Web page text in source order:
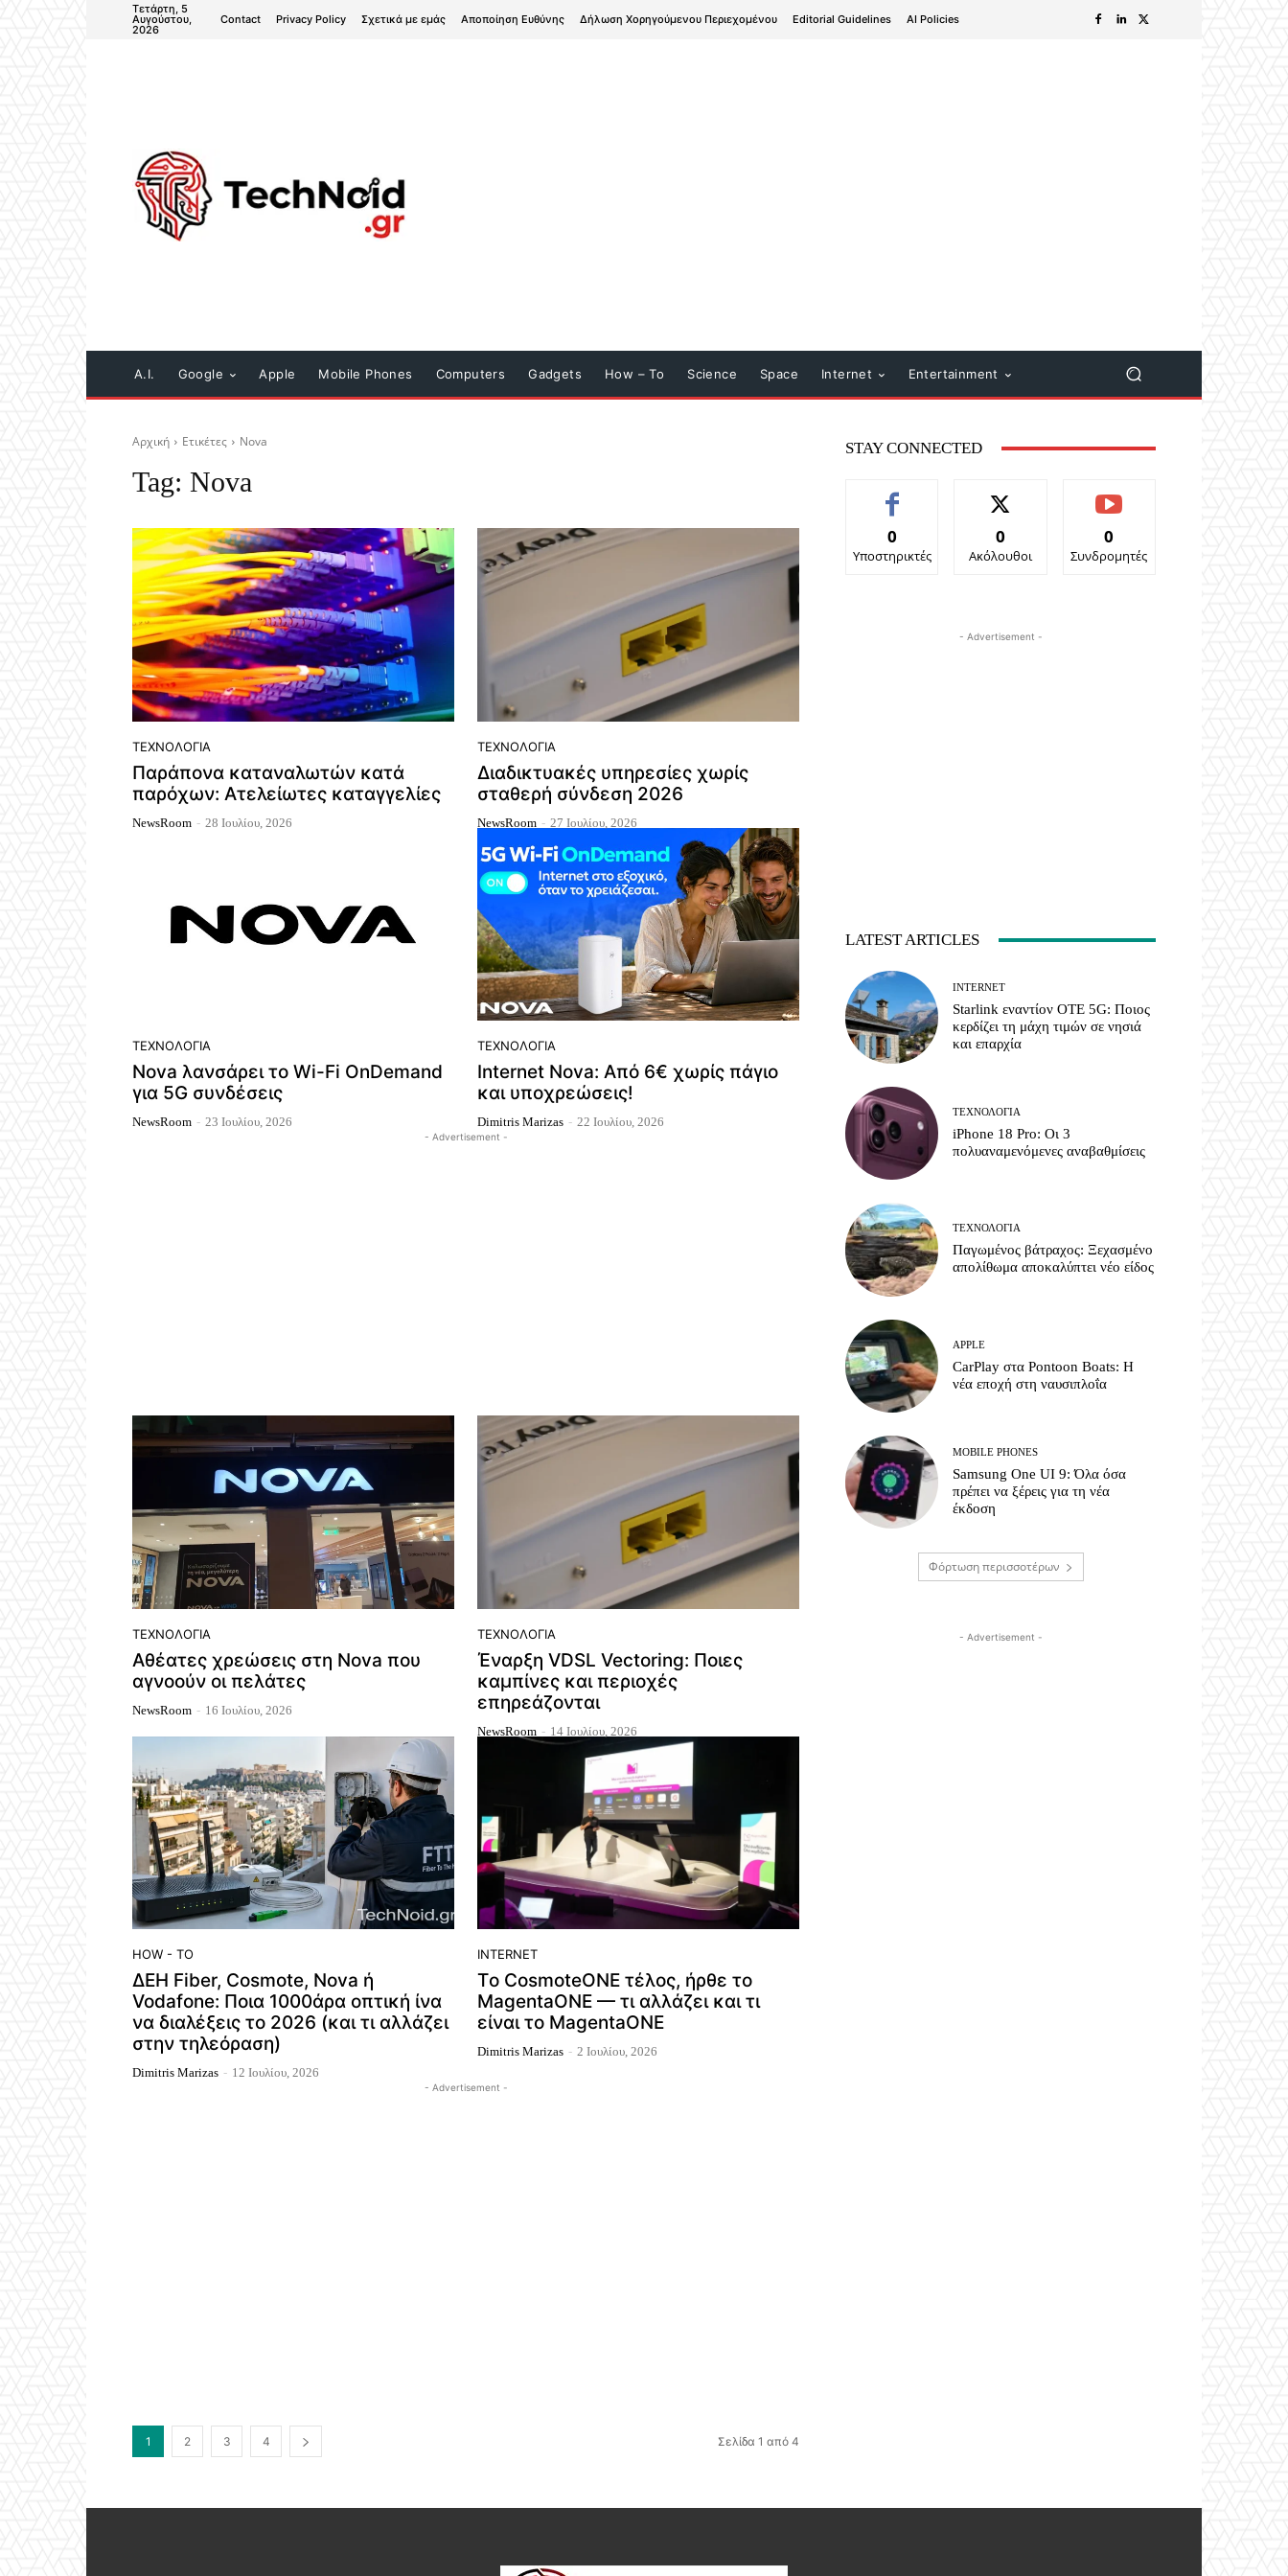
Τετάρτη, 5
Αυγούστου,
2026
Contact Privacy Policy Σχετικά με εμάς Αποποίηση Ευθύνης Δήλωση Χορηγούμενου Περιεχομένου Editorial Guidelines AI Policies
A.I. Google Apple Mobile Phones Computers Gadgets How – To Science Space Internet Entertainment
Αρχική Ετικέτες Nova
Tag: Nova
ΤΕΧΝΟΛΟΓΊΑ
Παράπονα καταναλωτών κατά
παρόχων: Ατελείωτες καταγγελίες
NewsRoom - 28 Ιουλίου, 2026
ΤΕΧΝΟΛΟΓΊΑ
Διαδικτυακές υπηρεσίες χωρίς
σταθερή σύνδεση 2026
NewsRoom - 27 Ιουλίου, 2026
ΤΕΧΝΟΛΟΓΊΑ
Nova λανσάρει το Wi-Fi OnDemand
για 5G συνδέσεις
NewsRoom - 23 Ιουλίου, 2026
ΤΕΧΝΟΛΟΓΊΑ
Internet Nova: Από 6€ χωρίς πάγιο
και υποχρεώσεις!
Dimitris Marizas - 22 Ιουλίου, 2026
- Advertisement -
ΤΕΧΝΟΛΟΓΊΑ
Αθέατες χρεώσεις στη Nova που
αγνοούν οι πελάτες
NewsRoom - 16 Ιουλίου, 2026
ΤΕΧΝΟΛΟΓΊΑ
Έναρξη VDSL Vectoring: Ποιες
καμπίνες και περιοχές
επηρεάζονται
NewsRoom - 14 Ιουλίου, 2026
HOW - TO
ΔΕΗ Fiber, Cosmote, Nova ή
Vodafone: Ποια 1000άρα οπτική ίνα
να διαλέξεις το 2026 (και τι αλλάζει
στην τηλεόραση)
Dimitris Marizas - 12 Ιουλίου, 2026
INTERNET
Tο CosmoteONE τέλος, ήρθε το
MagentaONE — τι αλλάζει και τι
είναι το MagentaONE
Dimitris Marizas - 2 Ιουλίου, 2026
- Advertisement -
1 2 3 4 Σελίδα 1 από 4
STAY CONNECTED
0
Υποστηρικτές
0
Ακόλουθοι
0
Συνδρομητές
- Advertisement -
LATEST ARTICLES
INTERNET
Starlink εναντίον ΟΤΕ 5G: Ποιος
κερδίζει τη μάχη τιμών σε νησιά
και επαρχία
ΤΕΧΝΟΛΟΓΊΑ
iPhone 18 Pro: Οι 3
πολυαναμενόμενες αναβαθμίσεις
ΤΕΧΝΟΛΟΓΊΑ
Παγωμένος βάτραχος: Ξεχασμένο
απολίθωμα αποκαλύπτει νέο είδος
APPLE
CarPlay στα Pontoon Boats: Η
νέα εποχή στη ναυσιπλοΐα
MOBILE PHONES
Samsung One UI 9: Όλα όσα
πρέπει να ξέρεις για τη νέα
έκδοση
Φόρτωση περισσοτέρων
- Advertisement -